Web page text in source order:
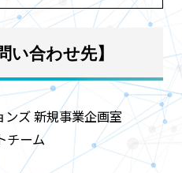
い合わせ先】
ズ 新規事業企画室
チーム